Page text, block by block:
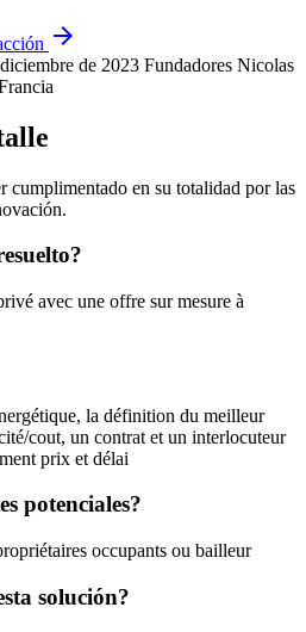
arrow_forward
de 2023 Fundadores Nicolas
cumplimentado en su totalidad por las
avec une offre sur mesure à
la définition du meilleur
cout, un contrat et un interlocuteur
prix et délai
potenciales?
occupants ou bailleur
solución?